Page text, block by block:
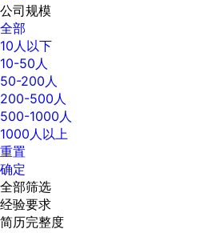
公司规模
全部
10人以下
10-50人
50-200人
200-500人
500-1000人
1000人以上
重置
确定
全部筛选
经验要求
简历完整度